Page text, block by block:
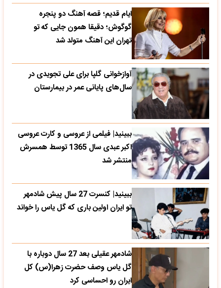
ایام قدیم؛ قصه آهنگ دو پنجره
گوگوش؛ دقیقا همون جایی که تو
تهران این آهنگ متولد شد
آوازخوانی گلپا برای علی تجویدی در
سال‌های پایانی عمر در بیمارستان
ببینید| فیلمی از عروسی و کارت عروسی
اکبر عبدی سال 1365 توسط همسرش
منتشر شد
ببینید| کنسرت 27 سال پیش شادمهر
تو ایران اولین باری که گل یاس را خواند
شادمهر عقیلی بعد 27 سال دوباره با
گل یاس وصف حضرت زهرا(س) کل
ایران رو احساسی کرد